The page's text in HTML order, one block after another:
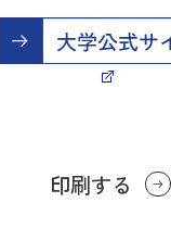
印刷する